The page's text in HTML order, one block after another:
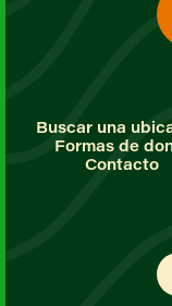
Buscar una
Formas de
Contacto